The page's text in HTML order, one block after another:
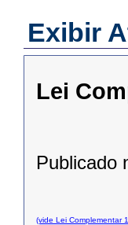
Exibir
Lei
Publicado
(vide Lei Complementar